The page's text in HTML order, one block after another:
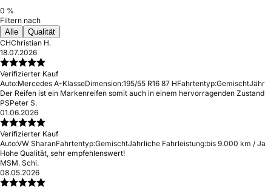
0 %
Filtern nach
Alle
Qualität
CHChristian H.
18.07.2026
Verifizierter Kauf
Auto:Mercedes A-KlasseDimension:195/55 R16 87 HFahrtentyp:Gemischt
Der Reifen ist ein Markenreifen somit auch in einem hervorragenden
PSPeter S.
01.06.2026
Verifizierter Kauf
Auto:VW SharanFahrtentyp:GemischtJährliche Fahrleistung:bis 9.000 km /
Hohe Qualität, sehr empfehlenswert!
MSM. Schi.
08.05.2026